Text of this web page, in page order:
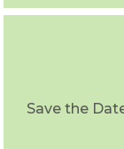
Save the